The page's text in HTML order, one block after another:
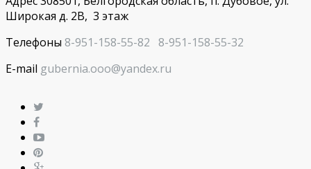
Широкая д. 2В, 3 этаж
Телефоны 8-951-158-55-82 8-951-158-55-32
E-mail gubernia.ooo@yandex.ru